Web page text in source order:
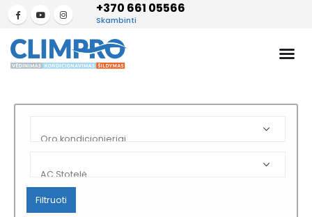
+370 661 05566
Skambinti
Filtruoti